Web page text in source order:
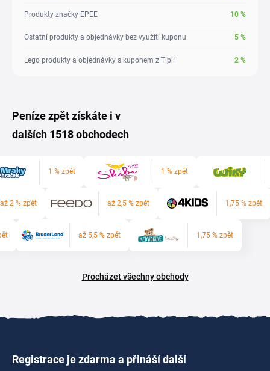
Produkty značky EPEE 10 %
Ostatní produkty a objednávky bez využití kuponu 5 %
Lego produkty a objednávky s kuponem z Tipli 2 %
Peníze zpět získáte i v
dalších 1518 obchodech
1 % zpět 1 % zpět
až 2 % zpět až 2,5 % zpět 1,75 % zpět
až 5,5 % zpět 1,75 % zpět
Procházet všechny obchody
Registrace je zdarma a přináší další